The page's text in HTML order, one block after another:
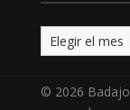
Archivo
© 2026